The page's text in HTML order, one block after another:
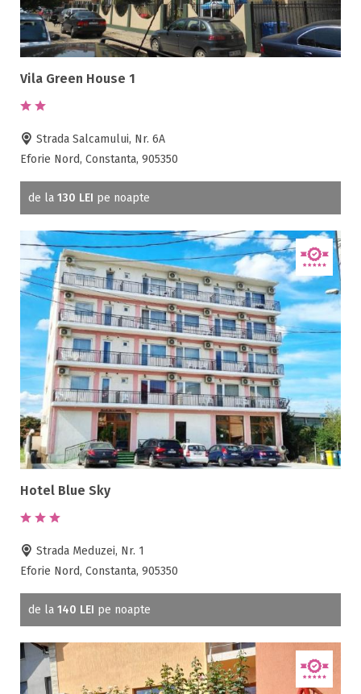
Vila Green House 1
Strada Salcamului, Nr. 6A
Eforie Nord, Constanta, 905350
de la 130 LEI pe noapte
Hotel Blue Sky
Strada Meduzei, Nr. 1
Eforie Nord, Constanta, 905350
de la 140 LEI pe noapte